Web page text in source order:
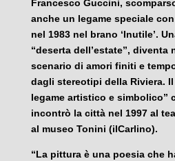
Francesco Guccini,
anche un legame speciale
nel 1983 nel brano ‘Inutile’.
“deserta dell’estate”, diventa
scenario di amori finiti e
dagli stereotipi della Riviera.
legame artistico e simbolico”
incontrò la città nel 1997 al
al museo Tonini (ilCarlino).
“La pittura è una poesia che